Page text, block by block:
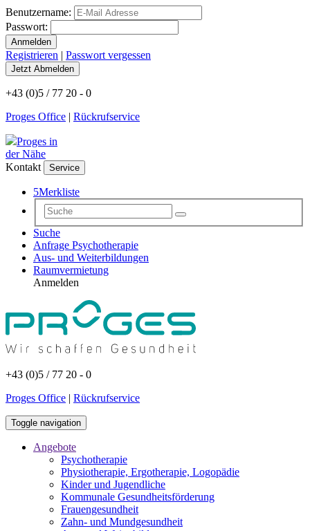
Benutzername:
Passwort:
Registrieren | Passwort vergessen
+43 (0)5 / 77 20 - 0
Proges Office | Rückrufservice
Proges in
der Nähe
Kontakt
Service
5Merkliste
Suche
Anfrage Psychotherapie
Aus- und Weiterbildungen
Raumvermietung
Anmelden
+43 (0)5 / 77 20 - 0
Proges Office | Rückrufservice
Toggle navigation
Angebote
Psychotherapie
Physiotherapie, Ergotherapie, Logopädie
Kinder und Jugendliche
Kommunale Gesundheitsförderung
Frauengesundheit
Zahn- und Mundgesundheit